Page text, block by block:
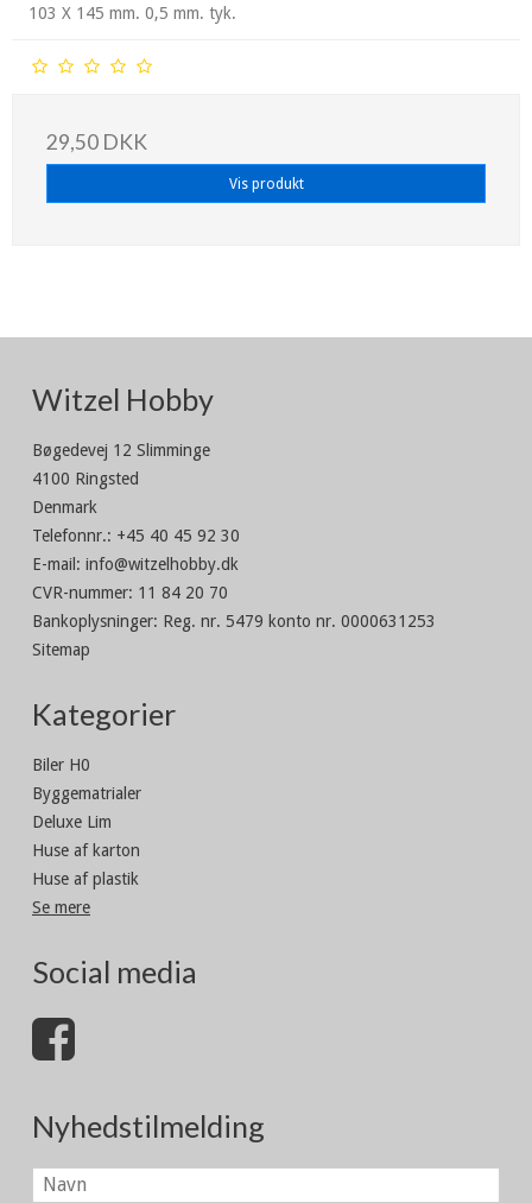
103 X 145 mm. 0,5 mm. tyk.
29,50 DKK
Vis produkt
Witzel Hobby
Bøgedevej 12 Slimminge
4100 Ringsted
Denmark
Telefonnr.: +45 40 45 92 30
E-mail : info@witzelhobby.dk
CVR-nummer: 11 84 20 70
Bankoplysninger: Reg. nr. 5479 konto nr. 0000631253
Sitemap
Kategorier
Biler H0
Byggematrialer
Deluxe Lim
Huse af karton
Huse af plastik
Se mere
Social media
Nyhedstilmelding